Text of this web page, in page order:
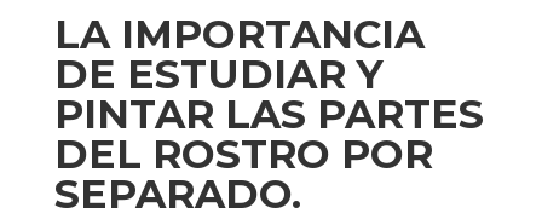
LA IMPORTANCIA
DE ESTUDIAR Y
PINTAR LAS PARTES
DEL ROSTRO POR
SEPARADO.